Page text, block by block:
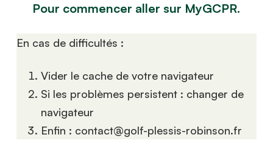
Pour commencer aller sur MyGCPR.
En cas de difficultés :
Vider le cache de votre navigateur
Si les problèmes persistent : changer de
navigateur
Enfin : contact@golf-plessis-robinson.fr